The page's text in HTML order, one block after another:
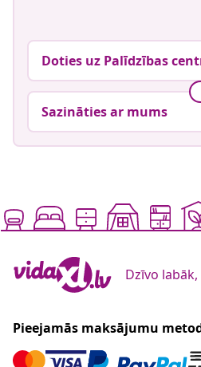
Doties uz Palīdzības
Sazināties ar mums
Dzīvo
Pieejamās maksājumu